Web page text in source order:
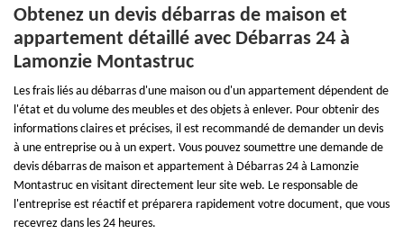
Obtenez un devis débarras de maison et
appartement détaillé avec Débarras 24 à
Lamonzie Montastruc
Les frais liés au débarras d'une maison ou d'un appartement dépendent de
l'état et du volume des meubles et des objets à enlever. Pour obtenir des
informations claires et précises, il est recommandé de demander un devis
à une entreprise ou à un expert. Vous pouvez soumettre une demande de
devis débarras de maison et appartement à Débarras 24 à Lamonzie
Montastruc en visitant directement leur site web. Le responsable de
l'entreprise est réactif et préparera rapidement votre document, que vous
recevrez dans les 24 heures.